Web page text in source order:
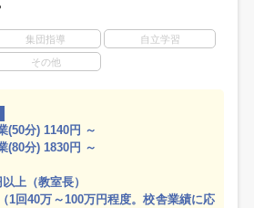
集団指導 自立学習
その他
(50分) 1140円 ～
(80分) 1830円 ～
上（教室長）
1回40万～100万円程度。校舎業績に応